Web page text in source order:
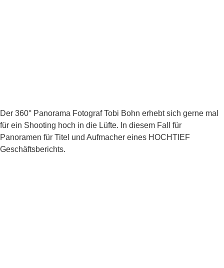
Der 360° Panorama Fotograf Tobi Bohn erhebt sich gerne mal
für ein Shooting hoch in die Lüfte. In diesem Fall für
Panoramen für Titel und Aufmacher eines HOCHTIEF
Geschäftsberichts.